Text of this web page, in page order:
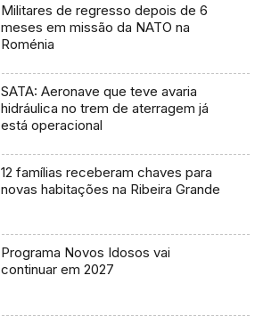
Militares de regresso depois de 6
meses em missão da NATO na
Roménia
SATA: Aeronave que teve avaria
hidráulica no trem de aterragem já
está operacional
12 famílias receberam chaves para
novas habitações na Ribeira Grande
Programa Novos Idosos vai
continuar em 2027